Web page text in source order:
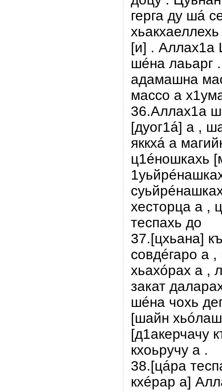
герга ду шá
[и] . Аллах1а
шéна лаьарг
адамашна
массо а
36.Аллах1а
[дуог1á] а ,
яккxá а
ц1éношкахь
хесторца а ,
теспахь до
37.[цхьана]
совдéгаро а
хьахóрах а ,
закат
шéна чохь
[шайн
[д1акерчачу
кхоьрyчу а .
38.[цáра
кхéрар а]